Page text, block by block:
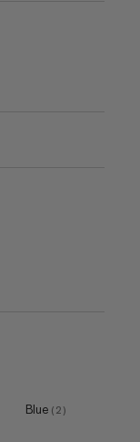
Blue ( 2 )